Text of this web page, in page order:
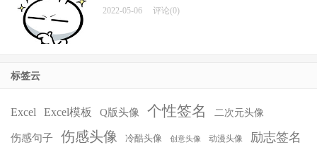
2022-05-06 评论(0)
标签云
Excel Excel模板 Q版头像 个性签名 二次元头像
伤感句子 伤感头像 冷酷头像 创意头像 动漫头像 励志签名